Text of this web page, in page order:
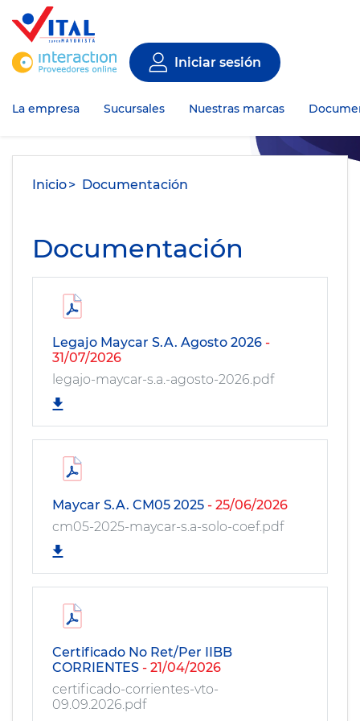
La empresa Sucursales Nuestras marcas
Iniciar sesión
Inicio Documentación
Documentación
Legajo Maycar S.A. Agosto 2026 -
31/07/2026
legajo-maycar-s.a.-agosto-2026.pdf
Maycar S.A. CM05 2025 - 25/06/2026
cm05-2025-maycar-s.a-solo-coef.pdf
Certificado No Ret/Per IIBB
CORRIENTES - 21/04/2026
certificado-corrientes-vto-
09.09.2026.pdf